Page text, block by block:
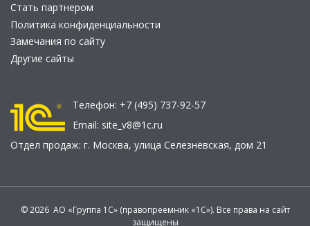
Стать партнером
Политика конфиденциальности
Замечания по сайту
Другие сайты
Телефон: +7 (495) 737-92-57
Email: site_v8@1c.ru
Отдел продаж: г. Москва, улица Селезнёвская, дом 21
© 2026 АО «Группа 1С» (правопреемник «1С»). Все права на сайт
защищены